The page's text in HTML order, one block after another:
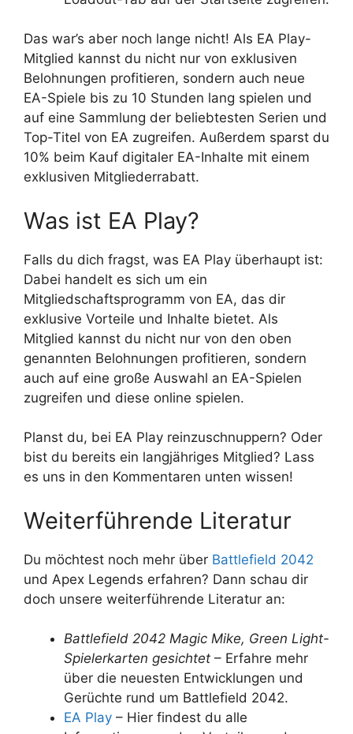
Das war’s aber noch lange nicht! Als EA Play-
Mitglied kannst du nicht nur von exklusiven
Belohnungen profitieren, sondern auch neue
EA-Spiele bis zu 10 Stunden lang spielen und
auf eine Sammlung der beliebtesten Serien und
Top-Titel von EA zugreifen. Außerdem sparst du
10% beim Kauf digitaler EA-Inhalte mit einem
exklusiven Mitgliederrabatt.
Was ist EA Play?
Falls du dich fragst, was EA Play überhaupt ist:
Dabei handelt es sich um ein
Mitgliedschaftsprogramm von EA, das dir
exklusive Vorteile und Inhalte bietet. Als
Mitglied kannst du nicht nur von den oben
genannten Belohnungen profitieren, sondern
auch auf eine große Auswahl an EA-Spielen
zugreifen und diese online spielen.
Planst du, bei EA Play reinzuschnuppern? Oder
bist du bereits ein langjähriges Mitglied? Lass
es uns in den Kommentaren unten wissen!
Weiterführende Literatur
Du möchtest noch mehr über Battlefield 2042
und Apex Legends erfahren? Dann schau dir
doch unsere weiterführende Literatur an:
Battlefield 2042 Magic Mike, Green Light-
Spielerkarten gesichtet – Erfahre mehr
über die neuesten Entwicklungen und
Gerüchte rund um Battlefield 2042.
EA Play – Hier findest du alle